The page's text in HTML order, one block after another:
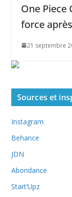
One Piece
force
21 septembre
Sources et
Instagram
Behance
JDN
Abondance
Start’Upz